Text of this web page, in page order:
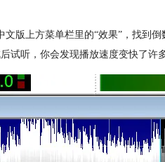
版上方菜单栏里的“效果”，找到倒
试听，你会发现播放速度变快了许